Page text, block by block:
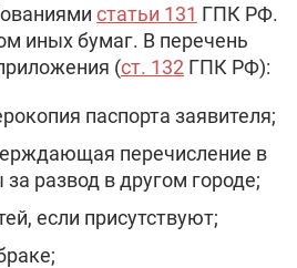
статьи 131 ГПК РФ.
иных бумаг. В перечень
(ст. 132 ГПК РФ):
паспорта заявителя;
перечисление в
развод в другом городе;
если присутствуют;